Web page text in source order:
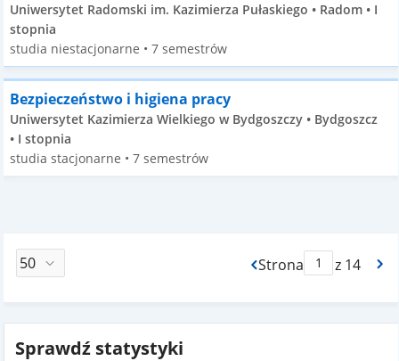
Uniwersytet Radomski im. Kazimierza Pułaskiego • Radom • I
stopnia
studia niestacjonarne • 7 semestrów
Bezpieczeństwo i higiena pracy
Uniwersytet Kazimierza Wielkiego w Bydgoszczy • Bydgoszcz
• I stopnia
studia stacjonarne • 7 semestrów
Strona
Max Stronaz 14
Sprawdź statystyki